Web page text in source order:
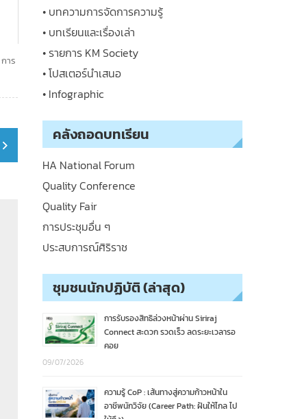
การ
• บทความการจัดการความรู้
• บทเรียนและเรื่องเล่า
• รายการ KM Society
• โปสเตอร์นำเสนอ
• Infographic
คลังถอดบทเรียน
HA National Forum
Quality Conference
Quality Fair
การประชุมอื่น ๆ
ประสบการณ์ศิริราช
ชุมชนนักปฏิบัติ (ล่าสุด)
การรับรองสิทธิล่วงหน้าผ่าน Siriraj
Connect สะดวก รวดเร็ว ลดระยะเวลารอ
คอย
09/07/2026
ความรู้ CoP : เส้นทางสู่ความก้าวหน้าใน
อาชีพนักวิจัย (Career Path: ฝันให้ไกล ไป